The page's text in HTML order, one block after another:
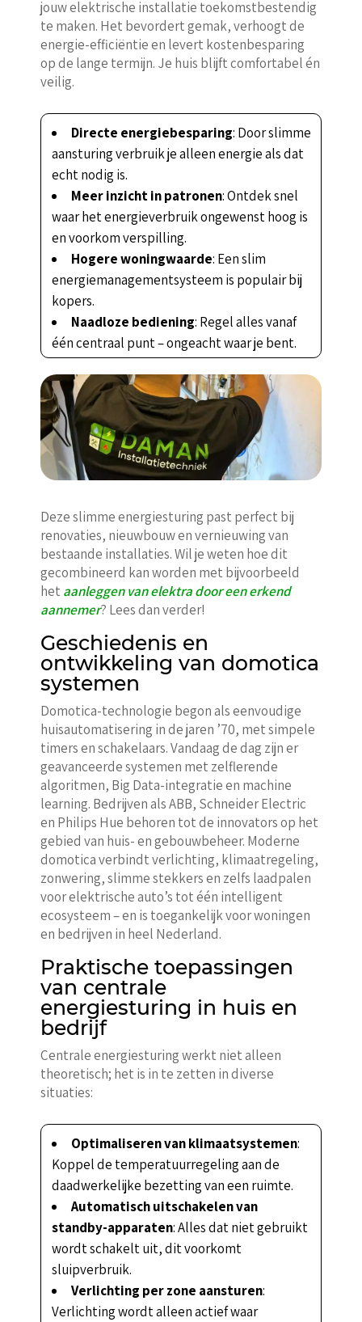
jouw elektrische installatie toekomstbestendig
te maken. Het bevordert gemak, verhoogt de
energie-efficiëntie en levert kostenbesparing
op de lange termijn. Je huis blijft comfortabel én
veilig.
Directe energiebesparing: Door slimme
aansturing verbruik je alleen energie als dat
echt nodig is.
Meer inzicht in patronen: Ontdek snel
waar het energieverbruik ongewenst hoog is
en voorkom verspilling.
Hogere woningwaarde: Een slim
energiemanagementsysteem is populair bij
kopers.
Naadloze bediening: Regel alles vanaf
één centraal punt – ongeacht waar je bent.
Deze slimme energiesturing past perfect bij
renovaties, nieuwbouw en vernieuwing van
bestaande installaties. Wil je weten hoe dit
gecombineerd kan worden met bijvoorbeeld
het aanleggen van elektra door een erkend
aannemer? Lees dan verder!
Geschiedenis en
ontwikkeling van domotica
systemen
Domotica-technologie begon als eenvoudige
huisautomatisering in de jaren ’70, met simpele
timers en schakelaars. Vandaag de dag zijn er
geavanceerde systemen met zelflerende
algoritmen, Big Data-integratie en machine
learning. Bedrijven als ABB, Schneider Electric
en Philips Hue behoren tot de innovators op het
gebied van huis- en gebouwbeheer. Moderne
domotica verbindt verlichting, klimaatregeling,
zonwering, slimme stekkers en zelfs laadpalen
voor elektrische auto’s tot één intelligent
ecosysteem – en is toegankelijk voor woningen
en bedrijven in heel Nederland.
Praktische toepassingen
van centrale
energiesturing in huis en
bedrijf
Centrale energiesturing werkt niet alleen
theoretisch; het is in te zetten in diverse
situaties:
Optimaliseren van klimaatsystemen:
Koppel de temperatuurregeling aan de
daadwerkelijke bezetting van een ruimte.
Automatisch uitschakelen van
standby-apparaten: Alles dat niet gebruikt
wordt schakelt uit, dit voorkomt
sluipverbruik.
Verlichting per zone aansturen:
Verlichting wordt alleen actief waar